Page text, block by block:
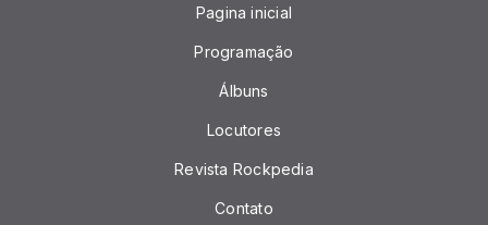
Pagina inicial
Programação
Álbuns
Locutores
Revista Rockpedia
Contato